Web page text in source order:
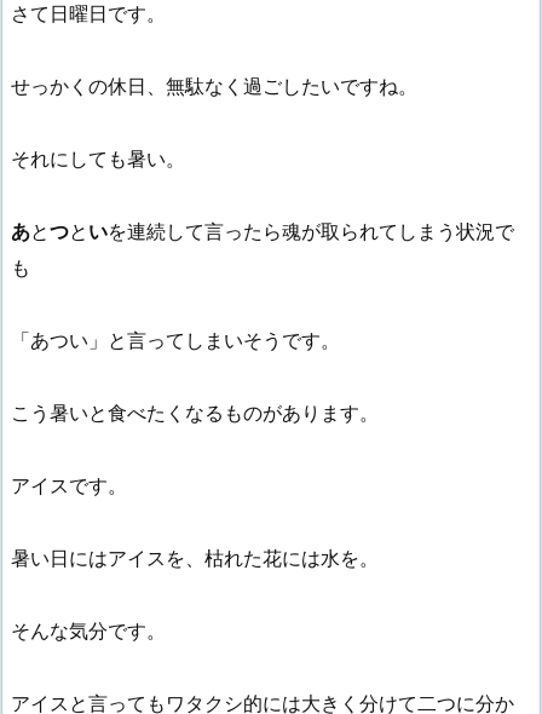
さて日曜日です。
せっかくの休日、無駄なく過ごしたいですね。
それにしても暑い。
あとつと いを連続して言ったら魂が取られてしまう状況で
も
「あつい」と言ってしまいそうです。
こう暑いと食べたくなるものがあります。
アイスです。
暑い日にはアイスを、枯れた花には水を。
そんな気分です。
アイスと言ってもワタクシ的には大きく分けて二つに分か